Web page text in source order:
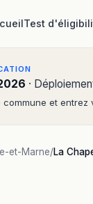
Test
·
commune et
et-Marne/La